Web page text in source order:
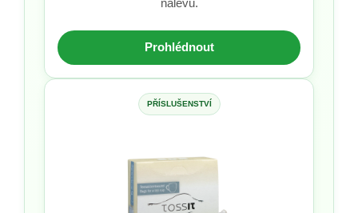
nálevu.
Prohlédnout
PŘÍSLUŠENSTVÍ